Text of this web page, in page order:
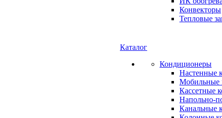
Конвекторы
Тепловые
Каталог
Кондиционеры
Настенные
Мобильные
Кассетные
Напольно-
Канальные